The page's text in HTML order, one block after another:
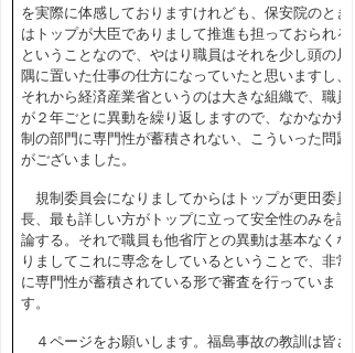
を実際に体感しておりますけれども、保安院のとき
はトップが大臣でありまして推進も担っておられる
ということなので、やはり職員はそれを少し頭の片
隅に置いた仕事の仕方になっていたと思いますし、
それから経済産業省というのは大きな組織で、職員
が２年ごとに異動を繰り返しますので、なかなか規
制の部門に専門性が蓄積されない、こういった問題
がございました。
規制委員会になりましてからはトップが更田委員
長、最も詳しい方がトップに立って安全性のみを議
論する。それで職員も他省庁との異動は基本なくな
りましてこれに専念をしているということで、非常
に専門性が蓄積されている形で審査を行っていま
す。
４ページをお願いします。福島事故の教訓は皆さ